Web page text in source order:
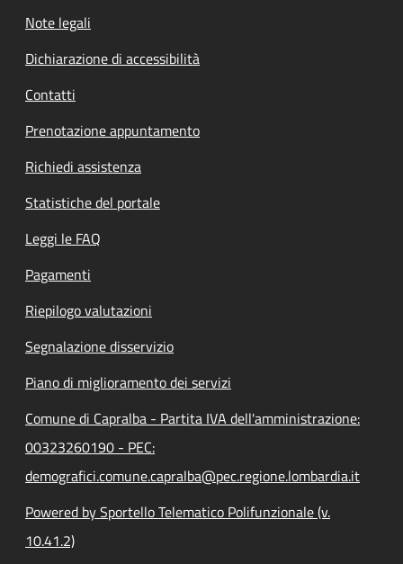
Note legali
Dichiarazione di accessibilità
Contatti
Prenotazione appuntamento
Richiedi assistenza
Statistiche del portale
Leggi le FAQ
Pagamenti
Riepilogo valutazioni
Segnalazione disservizio
Piano di miglioramento dei servizi
Comune di Capralba - Partita IVA dell'amministrazione:
00323260190 - PEC:
demografici.comune.capralba@pec.regione.lombardia.it
Powered by Sportello Telematico Polifunzionale (v.
10.41.2)